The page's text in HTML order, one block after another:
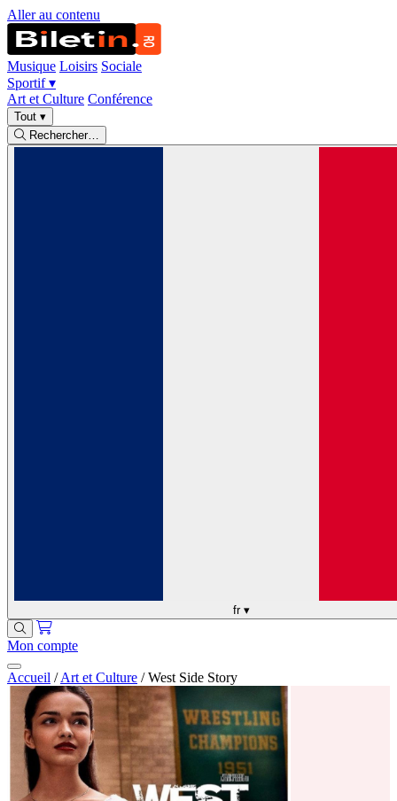
Aller au contenu
Musique Loisirs Sociale
Sportif▾
Art et Culture Conférence
Tout ▾
Rechercher…
fr ▾
Mon compte
Accueil / Art et Culture / West Side Story